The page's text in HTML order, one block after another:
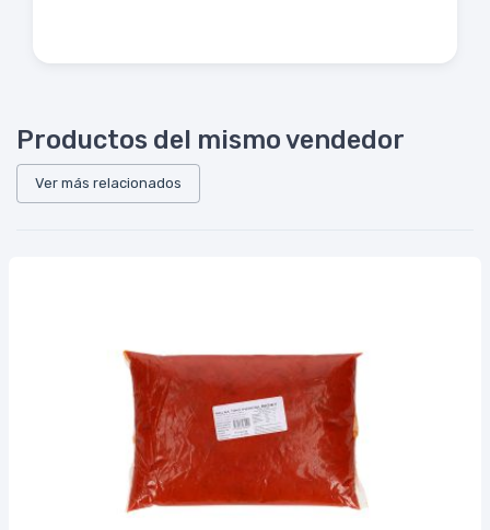
Productos del mismo vendedor
Ver más relacionados